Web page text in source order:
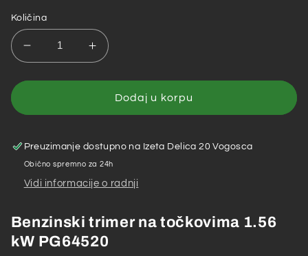
Količina
Smanji
količinu
za
Garden
Benzinski
trimer
točkovima
kW
PG64520
Povećaj
količinu
za
Praktik
Garden
Benzinski
trimer
točkovima
kW
PG64520
Dodaj u korpu
Preuzimanje dostupno na Izeta Delica 20 Vogosca
Obično spremno za 24h
Vidi informacije o radnji
Benzinski trimer na točkovima 1.56
kW PG64520